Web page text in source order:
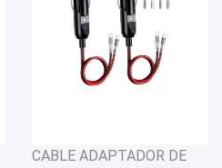
CABLE ADAPTADOR DE